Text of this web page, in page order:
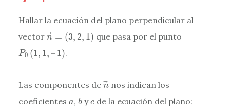
Hallar la ecuación del plano perpendicular al
vector n = (3, 2, 1)
n =(3 2 1) que pasa por el punto
P0 (1, 1,– 1)
P0 (1, ,– .
Las componentes de n
nnos indican los
coeficientes a
a, b
byc
cde la ecuación del plano: